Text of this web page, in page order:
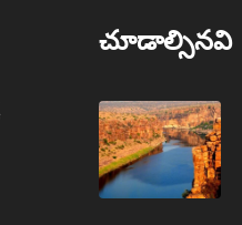
చూడాల్సినవి